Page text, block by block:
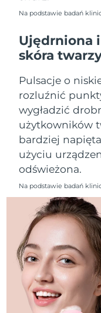
Na podstawie badań
Ujędrniona
skóra
Pulsacje o
rozluźnić
wygładzić
użytkowników
bardziej
użyciu
odświeżona.
Na podstawie badań
Liban
Litwa
Luksemburg
SRA Makau
Malezja
Malta
Meksyk
Monako